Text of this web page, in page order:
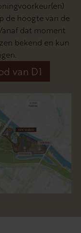
de hoogte van de
dat moment
bekend en kun
van D1